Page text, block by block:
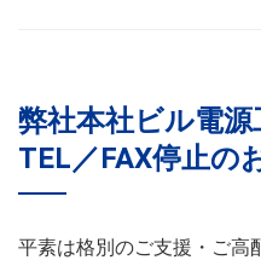
弊社本社ビル電
TEL／FAX停止の
平素は格別のご支援・ご高